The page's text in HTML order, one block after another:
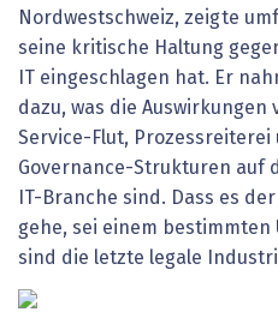
Nordwestschweiz, zeigte
seine kritische Haltung
IT eingeschlagen hat. Er
dazu, was die Auswirkungen
Service-Flut,
Governance-Strukturen auf
IT-Branche sind. Dass es
gehe, sei einem
sind die letzte legale